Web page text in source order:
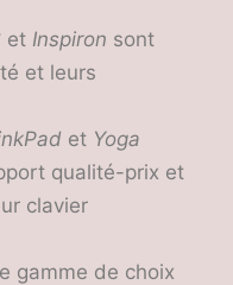
et Inspiron sont
et leurs
et Yoga
qualité-prix et
clavier
gamme de choix